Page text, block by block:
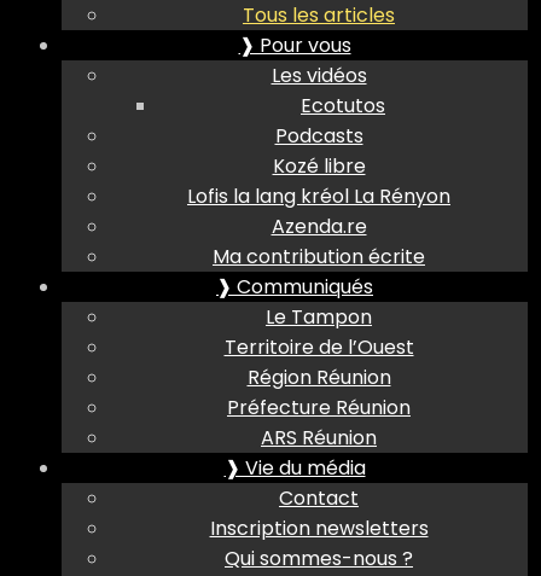
Tous les articles
❱ Pour vous
Les vidéos
Ecotutos
Podcasts
Kozé libre
Lofis la lang kréol La Rényon
Azenda.re
Ma contribution écrite
❱ Communiqués
Le Tampon
Territoire de l’Ouest
Région Réunion
Préfecture Réunion
ARS Réunion
❱ Vie du média
Contact
Inscription newsletters
Qui sommes-nous ?